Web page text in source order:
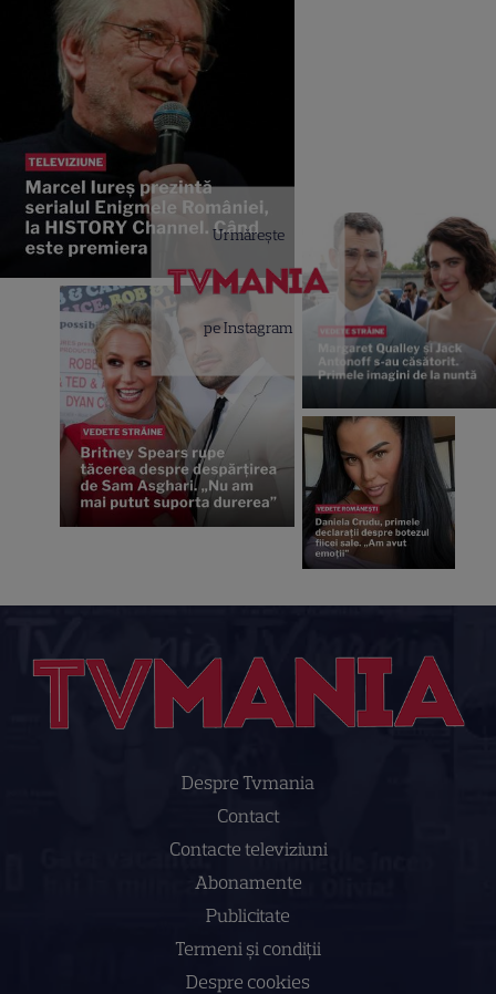
Urmărește
pe Instagram
Despre Tvmania
Contact
Contacte televiziuni
Abonamente
Publicitate
Termeni și condiții
Despre cookies